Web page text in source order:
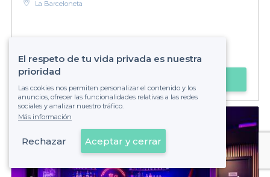
La Barceloneta
Ver en el mapa
El respeto de tu vida privada es nuestra
prioridad
Las cookies nos permiten personalizar el contenido y los
anuncios, ofrecer las funcionalidades relativas a las redes
sociales y analizar nuestro tráfico.
Más información
Rechazar Aceptar y cerrar